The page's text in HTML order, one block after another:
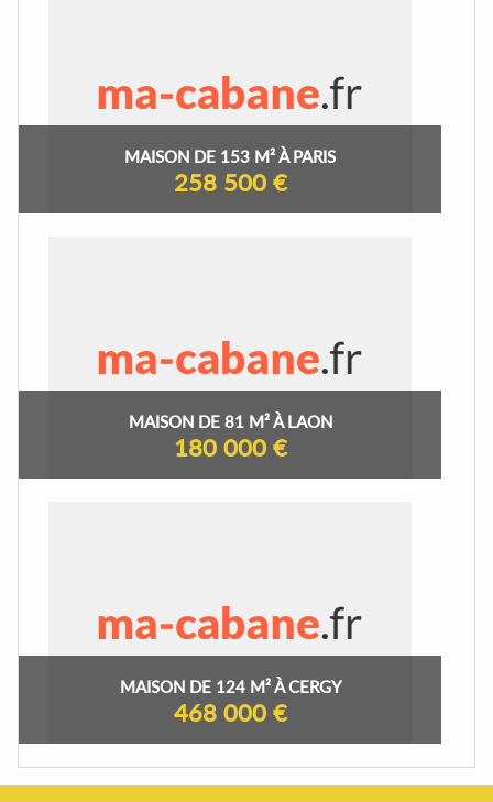
MAISON DE 153 M² À PARIS
258 500 €
MAISON DE 81 M² À LAON
180 000 €
MAISON DE 124 M² À CERGY
468 000 €